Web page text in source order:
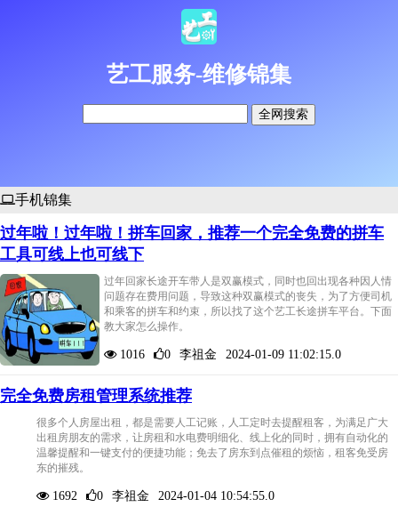
艺工服务-维修锦集
全网搜索
手机锦集
过年啦！过年啦！拼车回家，推荐一个完全免费的拼车
工具可线上也可线下
过年回家长途开车带人是双赢模式，同时也回出现各种因人情
问题存在费用问题，导致这种双赢模式的丧失，为了方便司机
和乘客的拼车和约束，所以找了这个艺工长途拼车平台。下面
教大家怎么操作。
1016 0 李祖金 2024-01-09 11:02:15.0
完全免费房租管理系统推荐
很多个人房屋出租，都是需要人工记账，人工定时去提醒租客，为满足广大
出租房朋友的需求，让房租和水电费明细化、线上化的同时，拥有自动化的
温馨提醒和一键支付的便捷功能；免去了房东到点催租的烦恼，租客免受房
东的摧残。
1692 0 李祖金 2024-01-04 10:54:55.0